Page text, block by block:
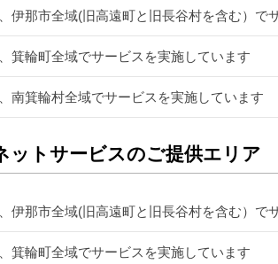
伊那市全域(旧高遠町と旧長谷村を含む）で
箕輪町全域でサービスを実施しています
南箕輪村全域でサービスを実施しています
ットサービスのご提供エリア
伊那市全域(旧高遠町と旧長谷村を含む）で
箕輪町全域でサービスを実施しています